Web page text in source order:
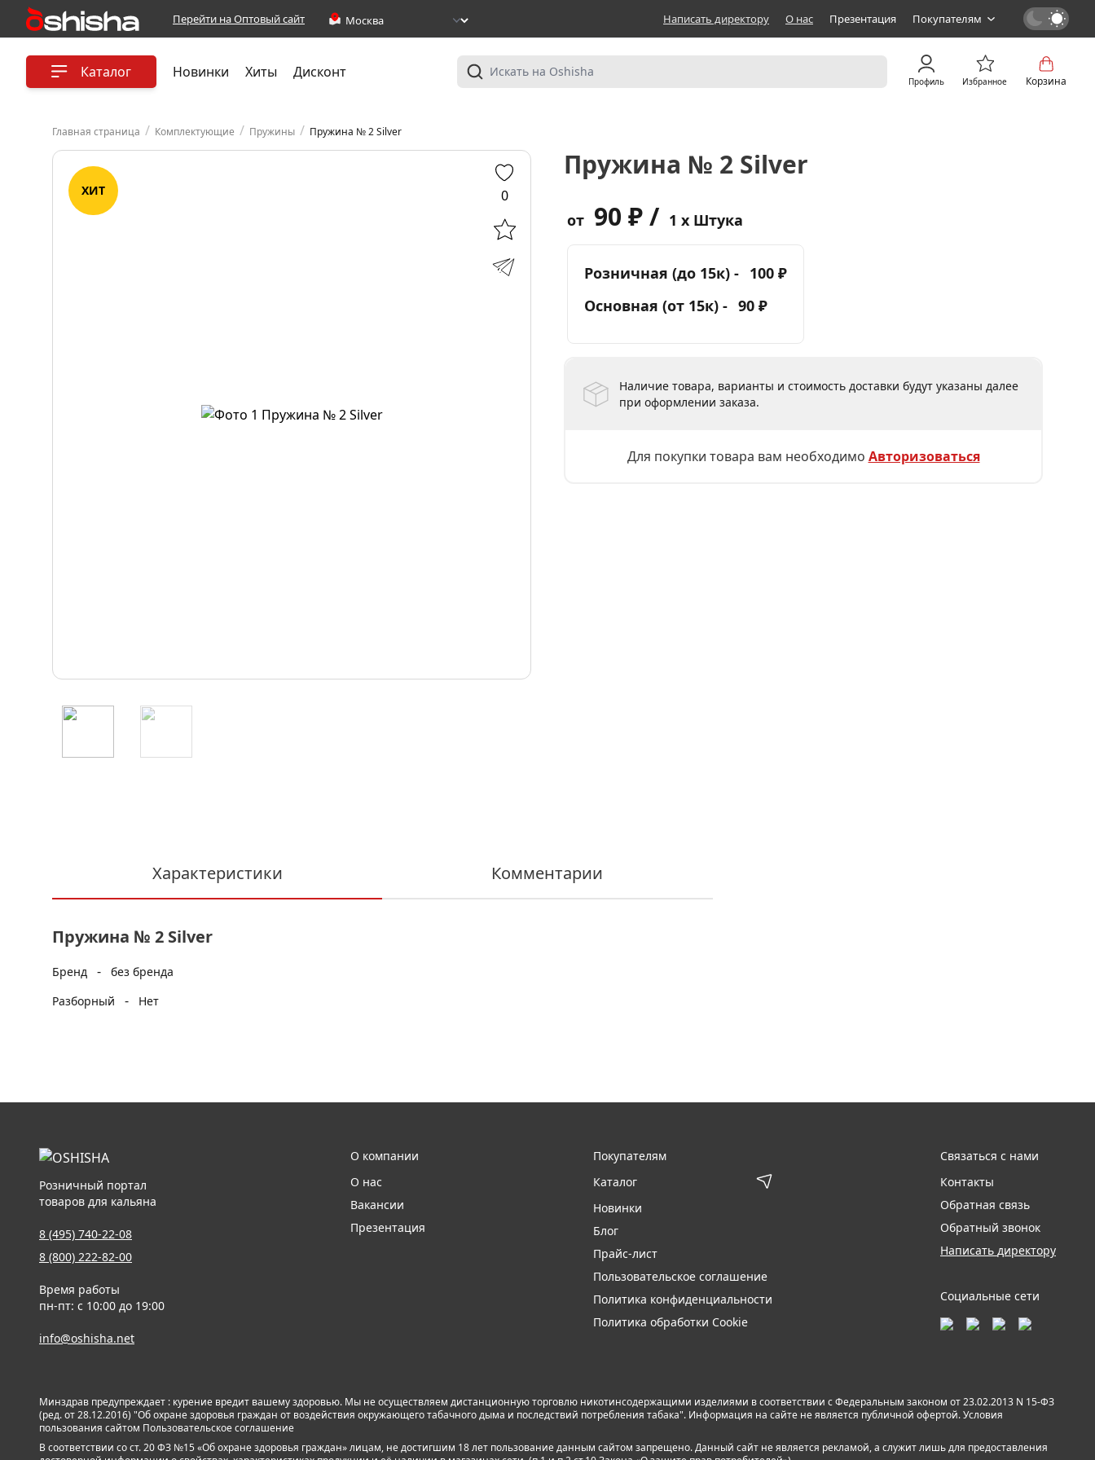
Перейти на Оптовый сайт Написать директору О нас Презентация Покупателям
Каталог Новинки Хиты Дисконт
Профиль Избранное Корзина
Главная страница / Комплектующие / Пружины / Пружина № 2 Silver
ХИТ 0
Пружина № 2 Silver
от 90 ₽ / 1 x Штука
Розничная (до 15к) - 100 ₽
Основная (от 15к) - 90 ₽
Наличие товара, варианты и стоимость доставки будут указаны далее
при оформлении заказа.
Для покупки товара вам необходимо Авторизоваться
Характеристики Комментарии
Пружина № 2 Silver
Бренд - без бренда
Разборный
- Нет
Розничный портал
товаров для кальяна
8 (495) 740-22-08
8 (800) 222-82-00
Время работы
пн-пт: с 10:00 до 19:00
info@oshisha.net
О компании
О нас
Вакансии
Презентация
Покупателям
Каталог
Новинки
Блог
Прайс-лист
Пользовательское соглашение
Политика конфиденциальности
Политика обработки Cookie
Связаться с нами
Контакты
Обратная связь
Обратный звонок
Написать директору
Социальные сети
Минздрав предупреждает : курение вредит вашему здоровью. Мы не осуществляем дистанционную торговлю никотинсодержащими изделиями в соответствии с Федеральным законом от 23.02.2013 N 15-ФЗ
(ред. от 28.12.2016) "Об охране здоровья граждан от воздействия окружающего табачного дыма и последствий потребления табака". Информация на сайте не является публичной офертой. Условия
пользования сайтом Пользовательское соглашение
В соответствии со ст. 20 ФЗ №15 «Об охране здоровья граждан» лицам, не достигшим 18 лет пользование данным сайтом запрещено. Данный сайт не является рекламой, а служит лишь для предоставления